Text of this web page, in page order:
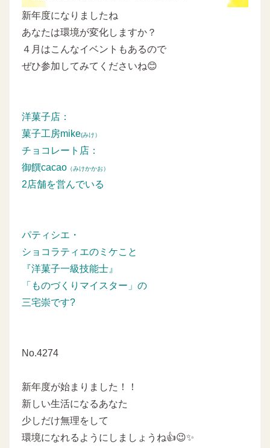
新年度になりましたね
あなたは環境が変化しますか？
４月はこんなイベントもあるので
ぜひ参加してみてくださいね😊
洋菓子店：
菓子工房mike(みけ）
チョコレート店：
御饌cacao （みけかかお）
2店舗を営んでいる
パティシエ・
ショコラティエのミケこと
『洋菓子一級技能士』
「ものづくりマイスター」の
三宅崇です?
No.4274
新年度が始まりました！！
新しい生活になるあなた
少しだけ無理をして
環境になれるようにしましょうね👍😉✨